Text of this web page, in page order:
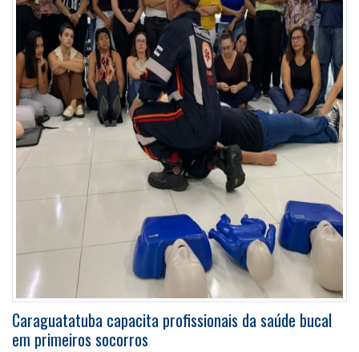
Caraguatatuba capacita profissionais da saúde bucal
em primeiros socorros